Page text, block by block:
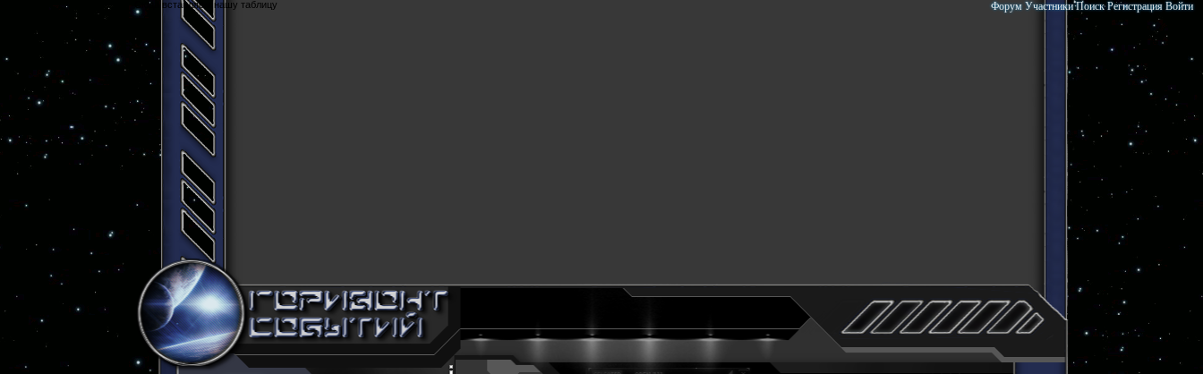
Cюда вставляем нашу таблицу Форум Участники Поиск Регистрация Войти